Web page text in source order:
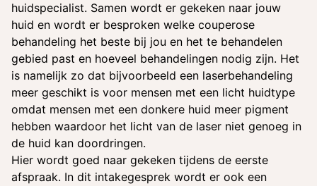
huidspecialist. Samen wordt er gekeken naar jouw
huid en wordt er besproken welke couperose
behandeling het beste bij jou en het te behandelen
gebied past en hoeveel behandelingen nodig zijn. Het
is namelijk zo dat bijvoorbeeld een laserbehandeling
meer geschikt is voor mensen met een licht huidtype
omdat mensen met een donkere huid meer pigment
hebben waardoor het licht van de laser niet genoeg in
de huid kan doordringen.
Hier wordt goed naar gekeken tijdens de eerste
afspraak. In dit intakegesprek wordt er ook een